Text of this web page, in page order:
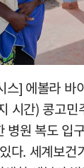
스] 에볼라 바
시간) 콩고민
병원 복도 입
다. 세계보